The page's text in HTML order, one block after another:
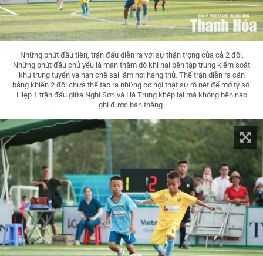
Những phút đầu tiên, trận đấu diễn ra với sự thận trọng của cả 2 đội.
Những phút đầu chủ yếu là màn thăm dò khi hai bên tập trung kiểm soát
khu trung tuyến và hạn chế sai lầm nơi hàng thủ. Thế trận diễn ra cân
bằng khiến 2 đội chưa thể tạo ra những cơ hội thật sự rõ nét để mở tỷ số.
Hiệp 1 trận đấu giữa Nghi Sơn và Hà Trung khép lại mà không bên nào
ghi được bàn thắng.